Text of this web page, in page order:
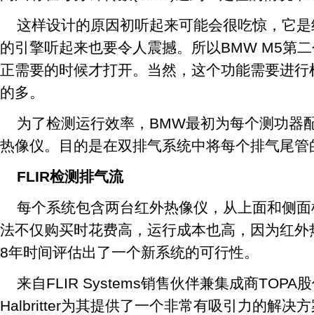
这样设计的原因初听起来可能会很吃惊，它
的引擎听起来也要令人震撼。所以BMW M5第
正需要的时候才打开。当然，这个功能需要进
的多。
为了检测运行效率，BMW最初为每个测功器
热像仪。目的是在双排气系统中将每个排气尾
FLIR检测排气流
每个系统包含两台红外热像仪，从上面和侧
法不仅购买时花费高，运行成本也高，因为红
8年时间评估出了一个新系统的可行性。
来自FLIR Systems销售伙伴兼集成商TOPA
Halbritter为其提供了一个非常有吸引力的解决